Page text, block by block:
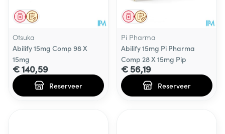
Op voorschrift
Geneesmiddel
Otsuka
Abilify 15mg Comp 98 X
15mg
€ 140,59
Reserveer
Op voorschrift
Geneesmiddel
Pi Pharma
Abilify 15mg Pi Pharma
Comp 28 X 15mg Pip
€ 56,19
Reserveer